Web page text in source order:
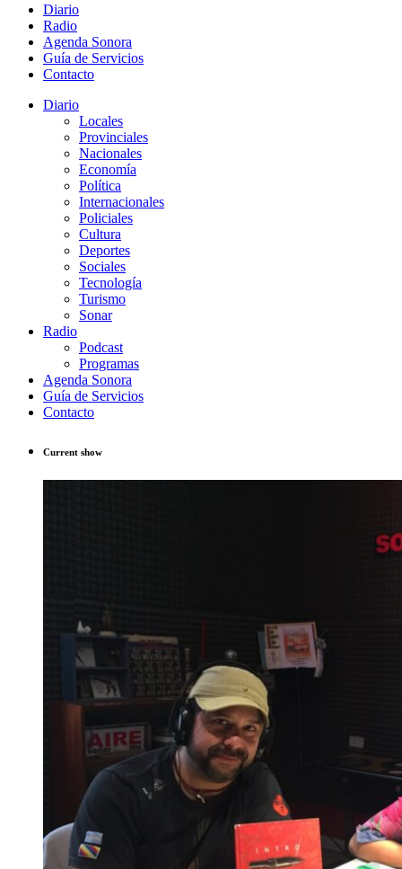
Diario
Radio
Agenda Sonora
Guía de Servicios
Contacto
Diario
Locales
Provinciales
Nacionales
Economía
Política
Internacionales
Policiales
Cultura
Deportes
Sociales
Tecnología
Turismo
Sonar
Radio
Podcast
Programas
Agenda Sonora
Guía de Servicios
Contacto
Current show